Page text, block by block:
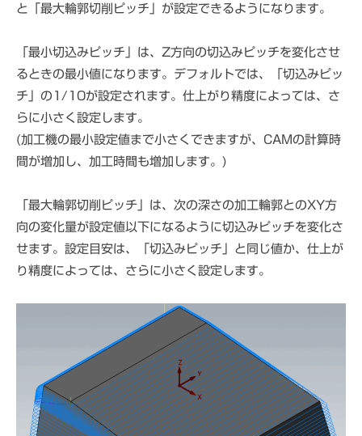
と「最大輪郭切削ピッチ」が設定できるようになります。
「最小切込みピッチ」は、Z方向の切込みピッチを変化させ
るときの最小値になります。デフォルトでは、「切込みピッ
チ」の1/10が設定されます。仕上がり精度によっては、さ
らに小さく設定します。
(加工機の最小設定値まで小さくできますが、CAMの計算時
間が増加し、加工時間も増加します。)
「最大輪郭切削ピッチ」は、次の深さの加工輪郭とのXY方
向の変化量が設定値以下になるように切込みピッチを変化さ
せます。設定目安は、「切込みピッチ」と同じ値か、仕上が
り精度によっては、さらに小さく設定します。